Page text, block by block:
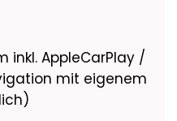
inkl. AppleCarPlay /
mit eigenem